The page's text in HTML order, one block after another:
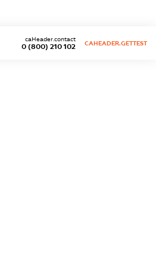
0 (800) 210 102
caHeader.contact
CAHEADER.GETTEST